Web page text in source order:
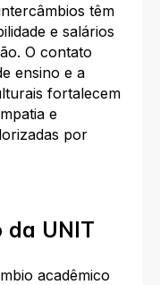
têm
e salários
O contato
ensino e a
fortalecem
e
por
UNIT
acadêmico